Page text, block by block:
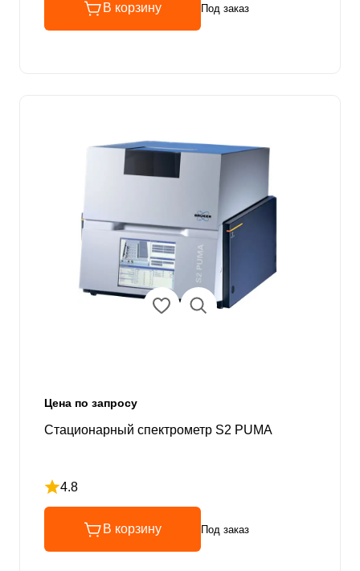
В корзину Под заказ
Цена по запросу
Стационарный спектрометр S2 PUMA
4.8
Рейтинг 4.8 из 5
В корзину Под заказ